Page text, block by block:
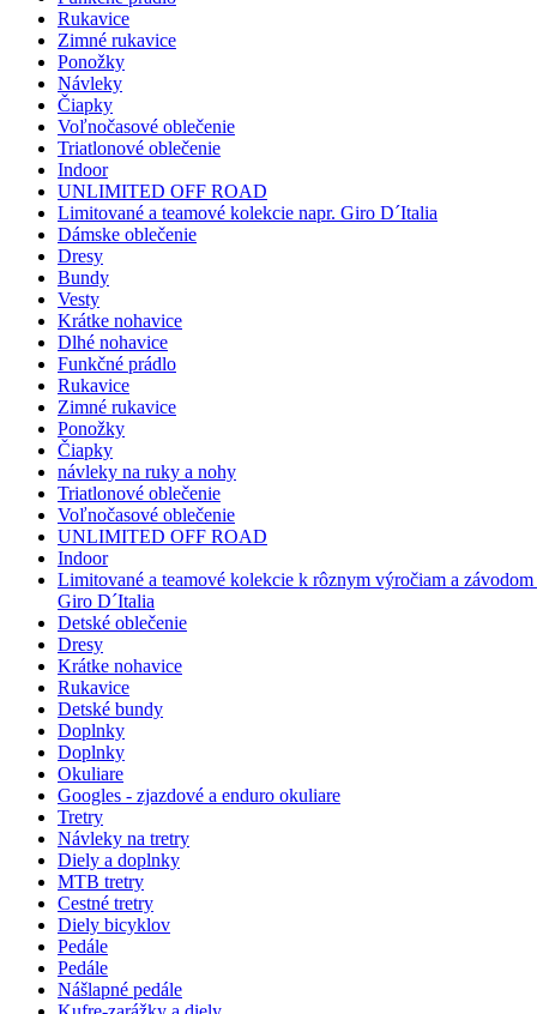
Rukavice
Zimné rukavice
Ponožky
Návleky
Čiapky
Voľnočasové oblečenie
Triatlonové oblečenie
Indoor
UNLIMITED OFF ROAD
Limitované a teamové kolekcie napr. Giro D´Italia
Dámske oblečenie
Dresy
Bundy
Vesty
Krátke nohavice
Dlhé nohavice
Funkčné prádlo
Rukavice
Zimné rukavice
Ponožky
Čiapky
návleky na ruky a nohy
Triatlonové oblečenie
Voľnočasové oblečenie
UNLIMITED OFF ROAD
Indoor
Limitované a teamové kolekcie k rôznym výročiam a závodom
Giro D´Italia
Detské oblečenie
Dresy
Krátke nohavice
Rukavice
Detské bundy
Doplnky
Doplnky
Okuliare
Googles - zjazdové a enduro okuliare
Tretry
Návleky na tretry
Diely a doplnky
MTB tretry
Cestné tretry
Diely bicyklov
Pedále
Pedále
Nášlapné pedále